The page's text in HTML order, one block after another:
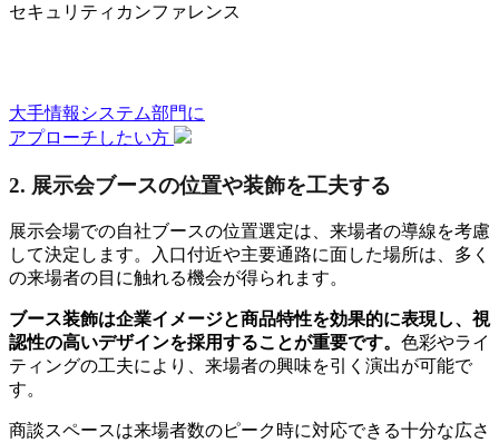
セキュリティカンファレンス
大手情報システム部門に
アプローチしたい方
2. 展示会ブースの位置や装飾を工夫する
展示会場での自社ブースの位置選定は、来場者の導線を考慮
して決定します。入口付近や主要通路に面した場所は、多く
の来場者の目に触れる機会が得られます。
ブース装飾は企業イメージと商品特性を効果的に表現し、視
認性の高いデザインを採用することが重要です。 色彩やライ
ティングの工夫により、来場者の興味を引く演出が可能で
す。
商談スペースは来場者数のピーク時に対応できる十分な広さ